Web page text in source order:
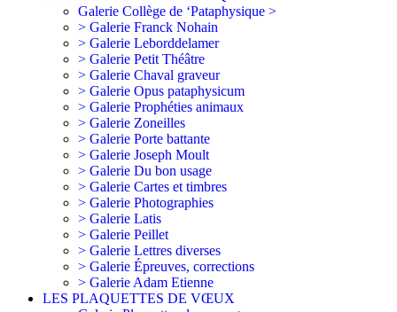
Galerie Collège de ‘Pataphysique >
> Galerie Franck Nohain
> Galerie Leborddelamer
> Galerie Petit Théâtre
> Galerie Chaval graveur
> Galerie Opus pataphysicum
> Galerie Prophéties animaux
> Galerie Zoneilles
> Galerie Porte battante
> Galerie Joseph Moult
> Galerie Du bon usage
> Galerie Cartes et timbres
> Galerie Photographies
> Galerie Latis
> Galerie Peillet
> Galerie Lettres diverses
> Galerie Épreuves, corrections
> Galerie Adam Etienne
LES PLAQUETTES DE VŒUX